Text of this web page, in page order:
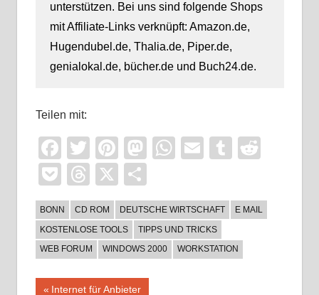
unterstützen. Bei uns sind folgende Shops
mit Affiliate-Links verknüpft: Amazon.de,
Hugendubel.de, Thalia.de, Piper.de,
genialokal.de, bücher.de und Buch24.de.
Teilen mit:
Facebook
TwitterPinterest
Mastodon
WhatsApp
EmailTumblr
PocketThreads
X
BONN CD ROM DEUTSCHE WIRTSCHAFT
E MAIL
KOSTENLOSE TOOLS
TIPPS UND TRICKS
WEB FORUM
WINDOWS 2000 WORKSTATION
Vorheriger
Internet für Anbieter